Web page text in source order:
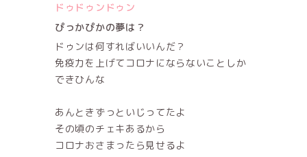
ドゥドゥンドゥン
ぴっかぴかの夢は？
ドゥンは何すればいいんだ？
免疫力を上げてコロナにならないことしか
できひんな
あんときずっといじってたよ
その頃のチェキあるから
コロナおさまったら見せるよ